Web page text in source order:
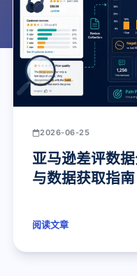
2026-06-25
亚马逊差评数
与数据获取指南
阅读文章